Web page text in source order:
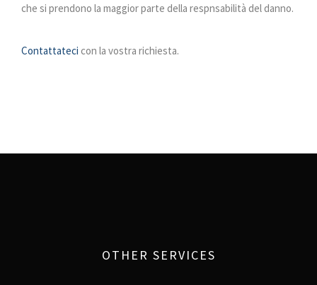
che si prendono la maggior parte della respnsabilità del danno.
Contattateci con la vostra richiesta.
OTHER SERVICES